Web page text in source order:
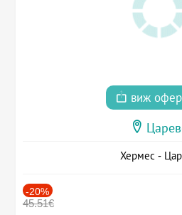
виж
Хермес -
-20%
45.51€